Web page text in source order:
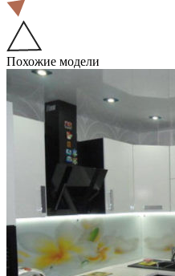
Похожие модели